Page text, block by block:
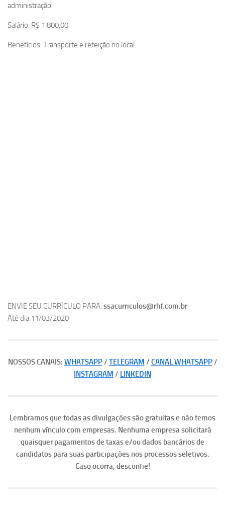
administração
Salário: R$ 1.800,00
Benefícios: Transporte e refeição no local.
ENVIE SEU CURRÍCULO PARA: ssacurriculos@rhf.com.br
Até dia 11/03/2020
NOSSOS CANAIS: WHATSAPP/ TELEGRAM / CANAL WHATSAPP/
INSTAGRAM / LINKEDIN
Lembramos que todas as divulgações são gratuitas e não temos
nenhum vínculo com empresas. Nenhuma empresa solicitará
quaisquer pagamentos de taxas e/ou dados bancários de
candidatos para suas participações nos processos seletivos.
Caso ocorra, desconfie!